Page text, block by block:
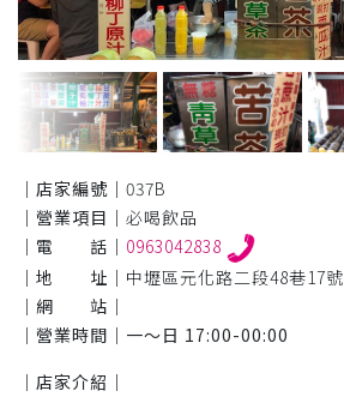
｜店家編號｜ 037B
｜營業項目｜ 必喝飲品
｜電 話｜ 0963042838
｜地 址｜ 中壢區元化路二段48巷17號
｜網 站｜
｜營業時間｜ 一～日 17:00-00:00
｜店家介紹｜